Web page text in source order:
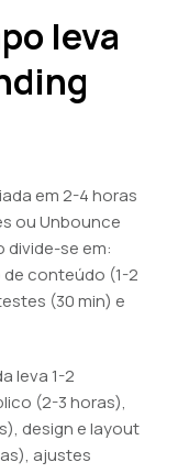
leva
em 2-4 horas
ou Unbounce
divide-se em:
conteúdo (1-2
(30 min) e
leva 1-2
(2-3 horas),
design e layout
ajustes